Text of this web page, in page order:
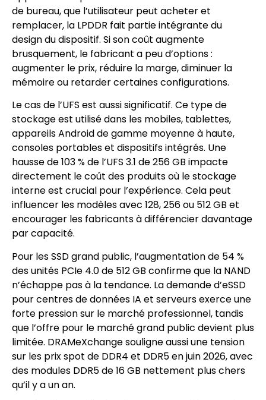
de bureau, que l’utilisateur peut acheter et
remplacer, la LPDDR fait partie intégrante du
design du dispositif. Si son coût augmente
brusquement, le fabricant a peu d’options :
augmenter le prix, réduire la marge, diminuer la
mémoire ou retarder certaines configurations.
Le cas de l’UFS est aussi significatif. Ce type de
stockage est utilisé dans les mobiles, tablettes,
appareils Android de gamme moyenne à haute,
consoles portables et dispositifs intégrés. Une
hausse de 103 % de l’UFS 3.1 de 256 GB impacte
directement le coût des produits où le stockage
interne est crucial pour l’expérience. Cela peut
influencer les modèles avec 128, 256 ou 512 GB et
encourager les fabricants à différencier davantage
par capacité.
Pour les SSD grand public, l’augmentation de 54 %
des unités PCIe 4.0 de 512 GB confirme que la NAND
n’échappe pas à la tendance. La demande d’eSSD
pour centres de données IA et serveurs exerce une
forte pression sur le marché professionnel, tandis
que l’offre pour le marché grand public devient plus
limitée. DRAMeXchange souligne aussi une tension
sur les prix spot de DDR4 et DDR5 en juin 2026, avec
des modules DDR5 de 16 GB nettement plus chers
qu’il y a un an.